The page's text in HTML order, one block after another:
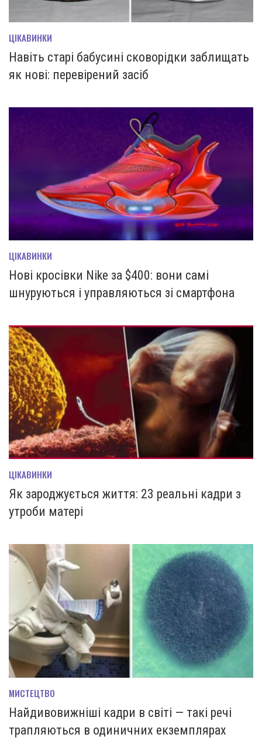
ЦІКАВИНКИ
Навіть старі бабусині сковорідки заблищать
як нові: перевірений засіб
ЦІКАВИНКИ
Нові кросівки Nike за $400: вони самі
шнуруються і управляються зі смартфона
ЦІКАВИНКИ
Як зароджується життя: 23 реальні кадри з
утроби матері
МИСТЕЦТВО
Найдивовижніші кадри в світі — такі речі
трапляються в одиничних екземплярах